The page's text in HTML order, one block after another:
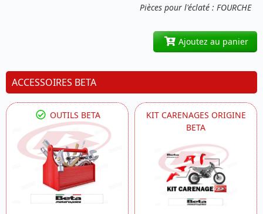
Pièces pour l'éclaté : FOURCHE
Ajoutez au panier
ACCESSOIRES BETA
OUTILS BETA
KIT CARENAGES ORIGINE
BETA